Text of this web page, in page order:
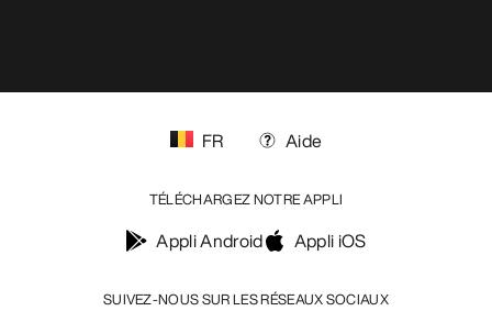
SUIVEZ-NOUS SUR LES RÉSEAUX SOCIAUX
FR Aide
TÉLÉCHARGEZ NOTRE APPLI
Appli Android Appli iOS